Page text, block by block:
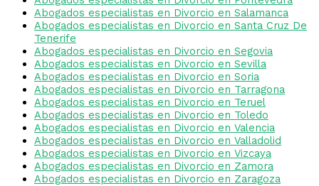
Abogados especialistas en Divorcio en Salamanca
Abogados especialistas en Divorcio en Santa Cruz De
Tenerife
Abogados especialistas en Divorcio en Segovia
Abogados especialistas en Divorcio en Sevilla
Abogados especialistas en Divorcio en Soria
Abogados especialistas en Divorcio en Tarragona
Abogados especialistas en Divorcio en Teruel
Abogados especialistas en Divorcio en Toledo
Abogados especialistas en Divorcio en Valencia
Abogados especialistas en Divorcio en Valladolid
Abogados especialistas en Divorcio en Vizcaya
Abogados especialistas en Divorcio en Zamora
Abogados especialistas en Divorcio en Zaragoza